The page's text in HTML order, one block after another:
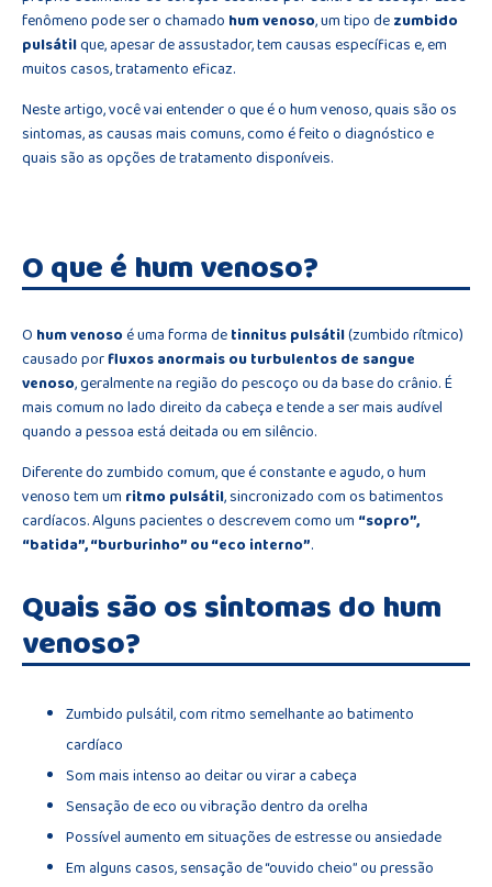
fenômeno pode ser o chamado hum venoso, um tipo dezumbido
pulsátilque, apesar de assustador, tem causas específicas e, em
muitos casos, tratamento eficaz.
Neste artigo, você vai entender o que é o hum venoso, quais são os
sintomas, as causas mais comuns, como é feito o diagnóstico e
quais são as opções de tratamento disponíveis.
O que é hum venoso?
O hum venosoé uma forma detinnitus pulsátil(zumbido rítmico)
causado porfluxos anormais ou turbulentos de sangue
venoso, geralmente na região do pescoço ou da base do crânio. É
mais comum no lado direito da cabeça e tende a ser mais audível
quando a pessoa está deitada ou em silêncio.
Diferente do zumbido comum, que é constante e agudo, o hum
venoso tem um ritmo pulsátil, sincronizado com os batimentos
cardíacos. Alguns pacientes o descrevem como um “sopro”,
“batida”, “burburinho” ou “eco interno”.
Quais são os sintomas do hum
venoso?
Zumbido pulsátil, com ritmo semelhante ao batimento
cardíaco
Som mais intenso ao deitar ou virar a cabeça
Sensação de eco ou vibração dentro da orelha
Possível aumento em situações de estresse ou ansiedade
Em alguns casos, sensação de “ouvido cheio” ou pressão